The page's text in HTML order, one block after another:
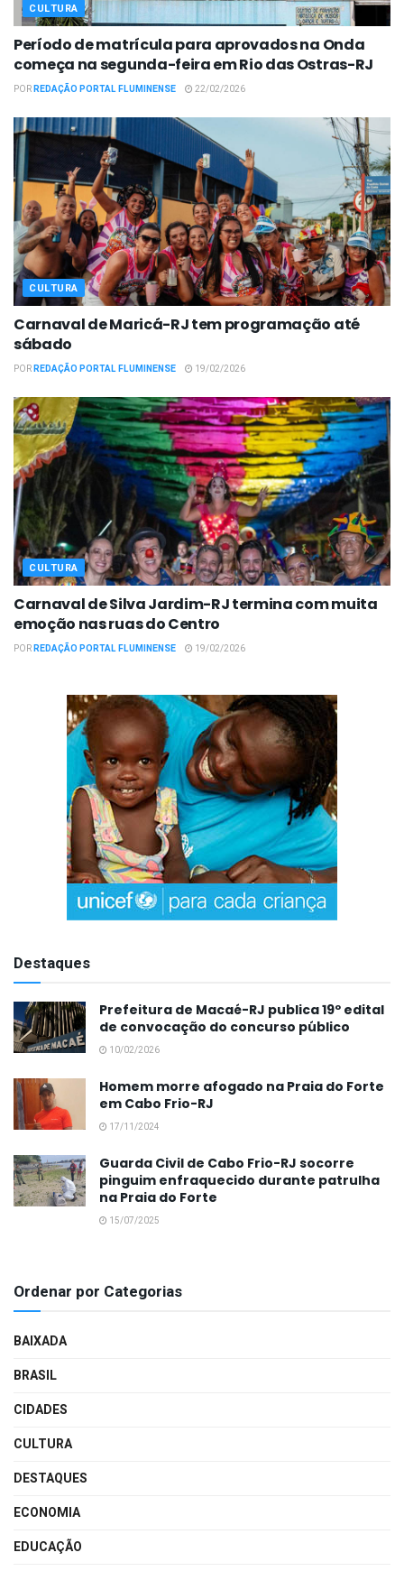
CULTURA
Período de matrícula para aprovados na Onda
começa na segunda-feira em Rio das Ostras-RJ
PORREDAÇÃO PORTAL FLUMINENSE 22/02/2026
CULTURA
Carnaval de Maricá-RJ tem programação até
sábado
PORREDAÇÃO PORTAL FLUMINENSE 19/02/2026
CULTURA
Carnaval de Silva Jardim-RJ termina com muita
emoção nas ruas do Centro
PORREDAÇÃO PORTAL FLUMINENSE 19/02/2026
Destaques
Prefeitura de Macaé-RJ publica 19º edital
de convocação do concurso público
10/02/2026
Homem morre afogado na Praia do Forte
em Cabo Frio-RJ
17/11/2024
Guarda Civil de Cabo Frio-RJ socorre
pinguim enfraquecido durante patrulha
na Praia do Forte
15/07/2025
Ordenar por Categorias
BAIXADA
BRASIL
CIDADES
CULTURA
DESTAQUES
ECONOMIA
EDUCAÇÃO